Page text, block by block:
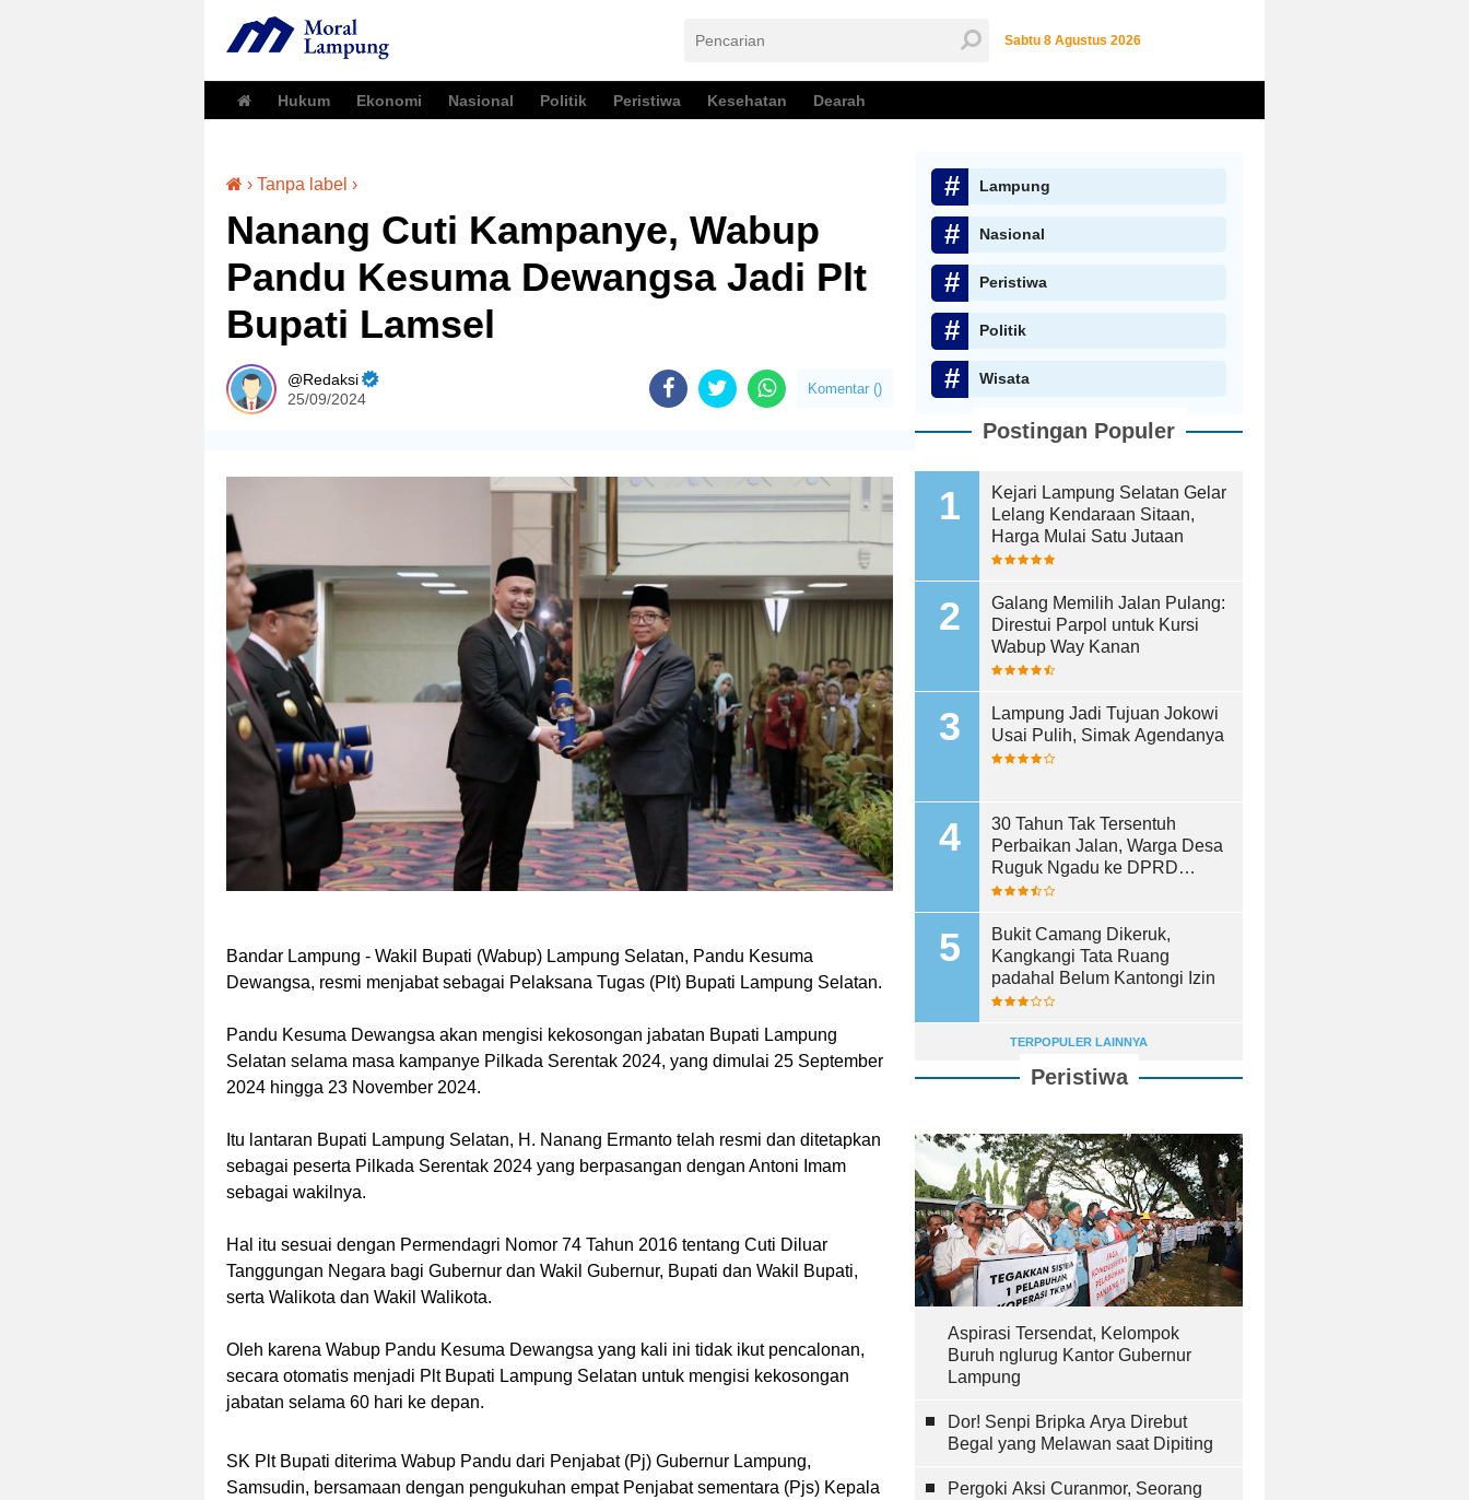
Sabtu 8 Agustus 2026
Hukum Ekonomi Nasional Politik Peristiwa Kesehatan Dearah
› Tanpa label ›
Nanang Cuti Kampanye, Wabup
Pandu Kesuma Dewangsa Jadi Plt
Bupati Lamsel
Redaksi
25/09/2024
Komentar ()
Bandar Lampung - Wakil Bupati (Wabup) Lampung Selatan, Pandu Kesuma
Dewangsa, resmi menjabat sebagai Pelaksana Tugas (Plt) Bupati Lampung Selatan.
Pandu Kesuma Dewangsa akan mengisi kekosongan jabatan Bupati Lampung
Selatan selama masa kampanye Pilkada Serentak 2024, yang dimulai 25 September
2024 hingga 23 November 2024.
Itu lantaran Bupati Lampung Selatan, H. Nanang Ermanto telah resmi dan ditetapkan
sebagai peserta Pilkada Serentak 2024 yang berpasangan dengan Antoni Imam
sebagai wakilnya.
Hal itu sesuai dengan Permendagri Nomor 74 Tahun 2016 tentang Cuti Diluar
Tanggungan Negara bagi Gubernur dan Wakil Gubernur, Bupati dan Wakil Bupati,
serta Walikota dan Wakil Walikota.
Oleh karena Wabup Pandu Kesuma Dewangsa yang kali ini tidak ikut pencalonan,
secara otomatis menjadi Plt Bupati Lampung Selatan untuk mengisi kekosongan
jabatan selama 60 hari ke depan.
SK Plt Bupati diterima Wabup Pandu dari Penjabat (Pj) Gubernur Lampung,
Samsudin, bersamaan dengan pengukuhan empat Penjabat sementara (Pjs) Kepala
Lampung
Nasional
Peristiwa
Politik
Wisata
Postingan Populer
Kejari Lampung Selatan Gelar
Lelang Kendaraan Sitaan,
Harga Mulai Satu Jutaan
Galang Memilih Jalan Pulang:
Direstui Parpol untuk Kursi
Wabup Way Kanan
Lampung Jadi Tujuan Jokowi
Usai Pulih, Simak Agendanya
30 Tahun Tak Tersentuh
Perbaikan Jalan, Warga Desa
Ruguk Ngadu ke DPRD
Lampung Selatan
Bukit Camang Dikeruk,
Kangkangi Tata Ruang
padahal Belum Kantongi Izin
TERPOPULER LAINNYA
Peristiwa
Aspirasi Tersendat, Kelompok
Buruh nglurug Kantor Gubernur
Lampung
Dor! Senpi Bripka Arya Direbut
Begal yang Melawan saat Dipiting
Pergoki Aksi Curanmor, Seorang